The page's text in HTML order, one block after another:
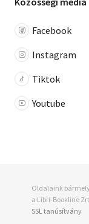
Facebook
Instagram
Tiktok
Youtube
Oldalaink
a Libri-Bookline
SSL tanúsítvány